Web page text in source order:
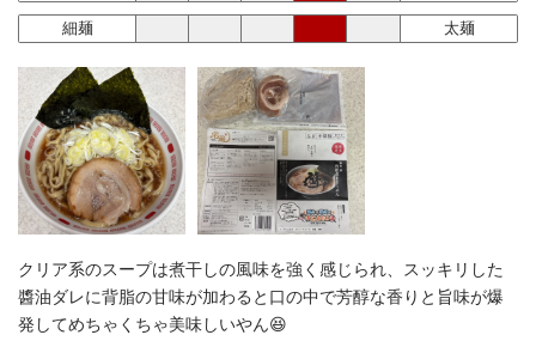
細麺 太麺
クリア系のスープは煮干しの風味を強く感じられ、スッキリした
醬油ダレに背脂の甘味が加わると口の中で芳醇な香りと旨味が爆
発してめちゃくちゃ美味しいやん😆